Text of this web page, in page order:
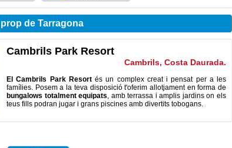
de Tarragona
Cambrils Park Resort
Cambrils, Costa Daurada.
El Cambrils Park Resort és un complex creat i pensat per a les
famílies. Posem a la teva disposició t'oferim allotjament en forma de
bungalows totalment equipats, amb terrassa i amplis jardins on els
teus fills podran jugar i grans piscines amb divertits tobogans.